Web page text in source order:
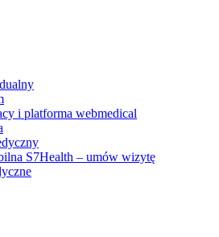
i platforma webmedical
S7Health – umów wizytę